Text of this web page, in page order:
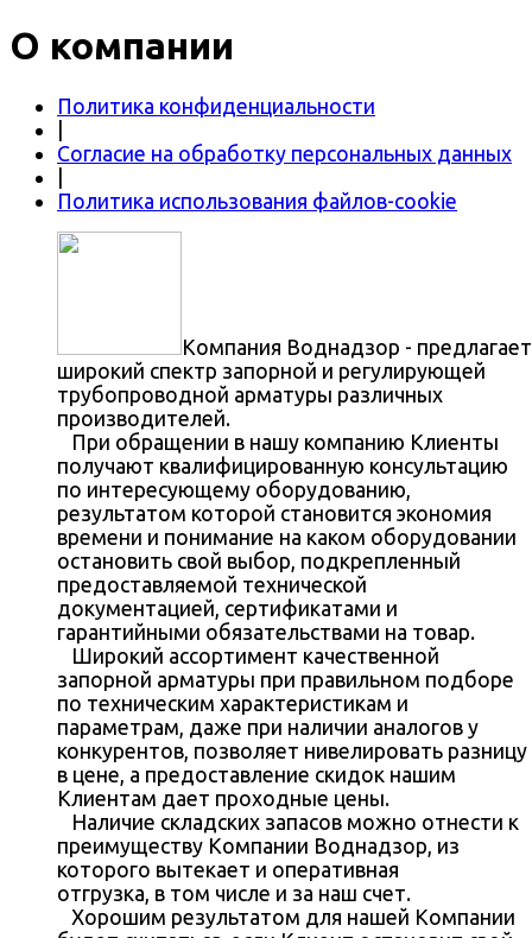
О компании
Политика конфиденциальности
Согласие на обработку персональных данных
Политика использования файлов-cookie
Компания Воднадзор - предлагает
широкий спектр запорной и регулирующей
трубопроводной арматуры различных
производителей.
При обращении в нашу компанию Клиенты
получают квалифицированную консультацию
по интересующему оборудованию,
результатом которой становится экономия
времени и понимание на каком оборудовании
остановить свой выбор, подкрепленный
предоставляемой технической
документацией, сертификатами и
гарантийными обязательствами на товар.
Широкий ассортимент качественной
запорной арматуры при правильном подборе
по техническим характеристикам и
параметрам, даже при наличии аналогов у
конкурентов, позволяет нивелировать разницу
в цене, а предоставление скидок нашим
Клиентам дает проходные цены.
Наличие складских запасов можно отнести к
преимуществу Компании Воднадзор, из
которого вытекает и оперативная
отгрузка, в том числе и за наш счет.
Хорошим результатом для нашей Компании